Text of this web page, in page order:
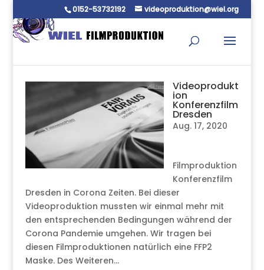
0152-53732192 videoproduktion@wiel.org
Videoprodukt
ion
Konferenzfilm
Dresden
Aug. 17, 2020
Filmproduktion
Konferenzfilm
Dresden in Corona Zeiten. Bei dieser
Videoproduktion mussten wir einmal mehr mit
den entsprechenden Bedingungen während der
Corona Pandemie umgehen. Wir tragen bei
diesen Filmproduktionen natürlich eine FFP2
Maske. Des Weiteren...